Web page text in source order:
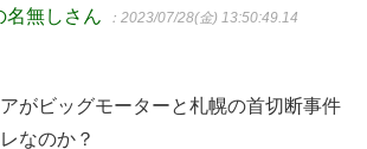
名無しさん ：2023/07/28(金) 13:50:49.14
がビッグモーターと札幌の首切断事件
レなのか？